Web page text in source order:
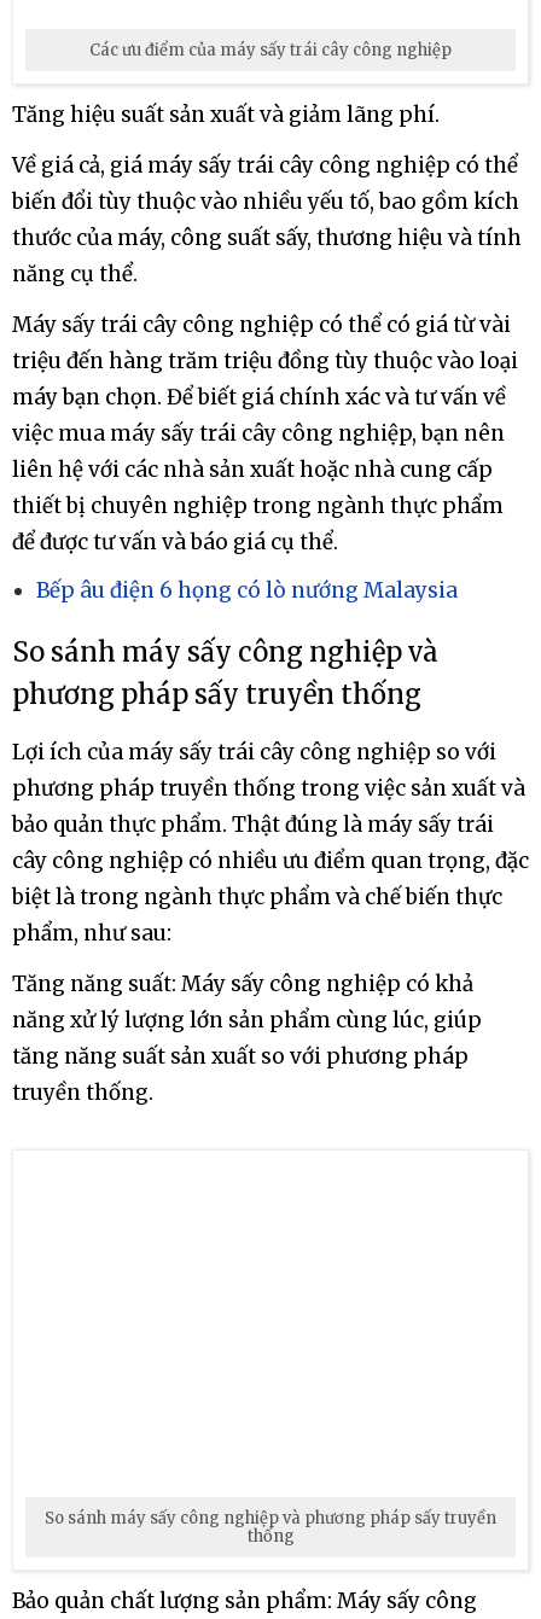
Các ưu điểm của máy sấy trái cây công nghiệp
Tăng hiệu suất sản xuất và giảm lãng phí.
biến đổi tùy thuộc vào nhiều yếu tố, bao gồm kích
thước của máy, công suất sấy, thương hiệu và tính
năng cụ thể.
Máy sấy trái cây công nghiệp có thể có giá từ vài
triệu đến hàng trăm triệu đồng tùy thuộc vào loại
máy bạn chọn. Để biết giá chính xác và tư vấn về
liên hệ với các nhà sản xuất hoặc nhà cung cấp
thiết bị chuyên nghiệp trong ngành thực phẩm
để được tư vấn và báo giá cụ thể.
So sánh máy sấy công nghiệp và
phương pháp sấy truyền thống
Lợi ích của máy sấy trái cây công nghiệp so với
phương pháp truyền thống trong việc sản xuất và
cây công nghiệp có nhiều ưu điểm quan trọng, đặc
biệt là trong ngành thực phẩm và chế biến thực
phẩm, như sau: